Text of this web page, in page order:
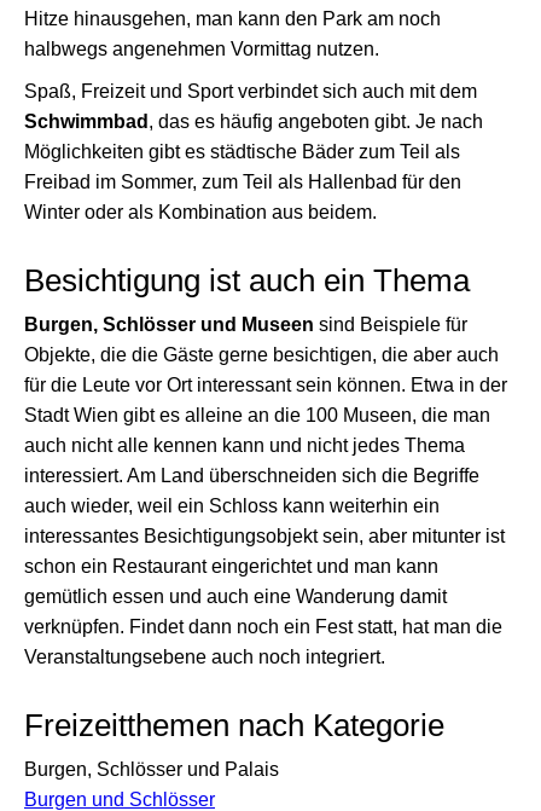
Hitze hinausgehen, man kann den Park am noch
halbwegs angenehmen Vormittag nutzen.
Spaß, Freizeit und Sport verbindet sich auch mit dem
Schwimmbad , das es häufig angeboten gibt. Je nach
Möglichkeiten gibt es städtische Bäder zum Teil als
Freibad im Sommer, zum Teil als Hallenbad für den
Winter oder als Kombination aus beidem.
Besichtigung ist auch ein Thema
Burgen, Schlösser und Museen sind Beispiele für
Objekte, die die Gäste gerne besichtigen, die aber auch
für die Leute vor Ort interessant sein können. Etwa in der
Stadt Wien gibt es alleine an die 100 Museen, die man
auch nicht alle kennen kann und nicht jedes Thema
interessiert. Am Land überschneiden sich die Begriffe
auch wieder, weil ein Schloss kann weiterhin ein
interessantes Besichtigungsobjekt sein, aber mitunter ist
schon ein Restaurant eingerichtet und man kann
gemütlich essen und auch eine Wanderung damit
verknüpfen. Findet dann noch ein Fest statt, hat man die
Veranstaltungsebene auch noch integriert.
Freizeitthemen nach Kategorie
Burgen, Schlösser und Palais
Burgen und Schlösser